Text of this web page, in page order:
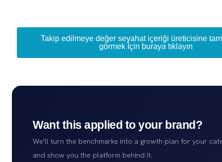
Takip edilmeye değer seyahat içeriği üreticisine
görmek İçin buraya tıklayın
Want this applied to your brand?
We'll turn the benchmarks into a growth plan for your
and show you the platform behind it.